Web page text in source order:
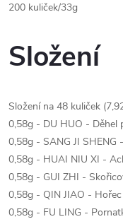
200 kuliček/33g
Složení
Složení na 48 kuliček
0,58g - DU HUO - Děhel
0,58g - SANG JI SHENG
0,58g - HUAI NIU XI -
0,58g - GUI ZHI -
0,58g - QIN JIAO -
0,58g - FU LING -